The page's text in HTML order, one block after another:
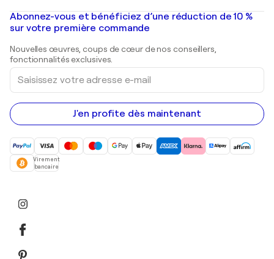
Mr. Brainwash
Shepard Fairey
Peintures de paysage
Estampes
Peintures acryliques
Galeries d'art en France
Galeries d'art en Belgique
Abonnez-vous et bénéficiez d’une réduction de 10 %
sur votre première commande
Nouvelles œuvres, coups de cœur de nos conseillers,
fonctionnalités exclusives.
Saisissez
votre
adresse
e-
mail
J'en profite dès maintenant
Virement
bancaire